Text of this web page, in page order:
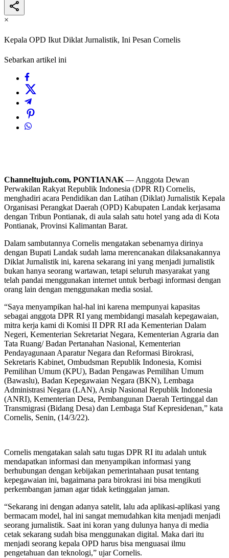
×
Kepala OPD Ikut Diklat Jurnalistik, Ini Pesan Cornelis
Sebarkan artikel ini
Channeltujuh.com, PONTIANAK — Anggota Dewan
Perwakilan Rakyat Republik Indonesia (DPR RI) Cornelis,
menghadiri acara Pendidikan dan Latihan (Diklat) Jurnalistik Kepala
Organisasi Perangkat Daerah (OPD) Kabupaten Landak kerjasama
dengan Tribun Pontianak, di aula salah satu hotel yang ada di Kota
Pontianak, Provinsi Kalimantan Barat.
Dalam sambutannya Cornelis mengatakan sebenarnya dirinya
dengan Bupati Landak sudah lama merencanakan dilaksanakannya
Diklat Jurnalistik ini, karena sekarang ini yang menjadi jurnalistik
bukan hanya seorang wartawan, tetapi seluruh masyarakat yang
telah pandai menggunakan internet untuk berbagi informasi dengan
orang lain dengan menggunakan media sosial.
“Saya menyampikan hal-hal ini karena mempunyai kapasitas
sebagai anggota DPR RI yang membidangi masalah kepegawaian,
mitra kerja kami di Komisi II DPR RI ada Kementerian Dalam
Negeri, Kementerian Sekretariat Negara, Kementerian Agraria dan
Tata Ruang/ Badan Pertanahan Nasional, Kementerian
Pendayagunaan Aparatur Negara dan Reformasi Birokrasi,
Sekretaris Kabinet, Ombudsman Republik Indonesia, Komisi
Pemilihan Umum (KPU), Badan Pengawas Pemilihan Umum
(Bawaslu), Badan Kepegawaian Negara (BKN), Lembaga
Administrasi Negara (LAN), Arsip Nasional Republik Indonesia
(ANRI), Kementerian Desa, Pembangunan Daerah Tertinggal dan
Transmigrasi (Bidang Desa) dan Lembaga Staf Kepresidenan,” kata
Cornelis, Senin, (14/3/22).
Cornelis mengatakan salah satu tugas DPR RI itu adalah untuk
mendapatkan informasi dan menyampikan informasi yang
berhubungan dengan kebijakan pemerintahaan pusat tentang
kepegawaian ini, bagaimana para birokrasi ini bisa mengikuti
perkembangan jaman agar tidak ketinggalan jaman.
“Sekarang ini dengan adanya satelit, lalu ada aplikasi-aplikasi yang
bermacam model, hal ini sangat memudahkan kita menjadi menjadi
seorang jurnalistik. Saat ini koran yang dulunya hanya di media
cetak sekarang sudah bisa menggunakan digital. Maka dari itu
menjadi seorang kepala OPD harus bisa menguasai ilmu
pengetahuan dan teknologi,” ujar Cornelis.